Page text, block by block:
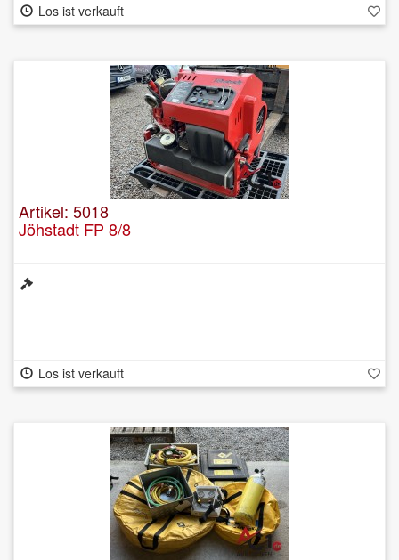
Los ist verkauft
Artikel: 5018
Jöhstadt FP 8/8
Los ist verkauft